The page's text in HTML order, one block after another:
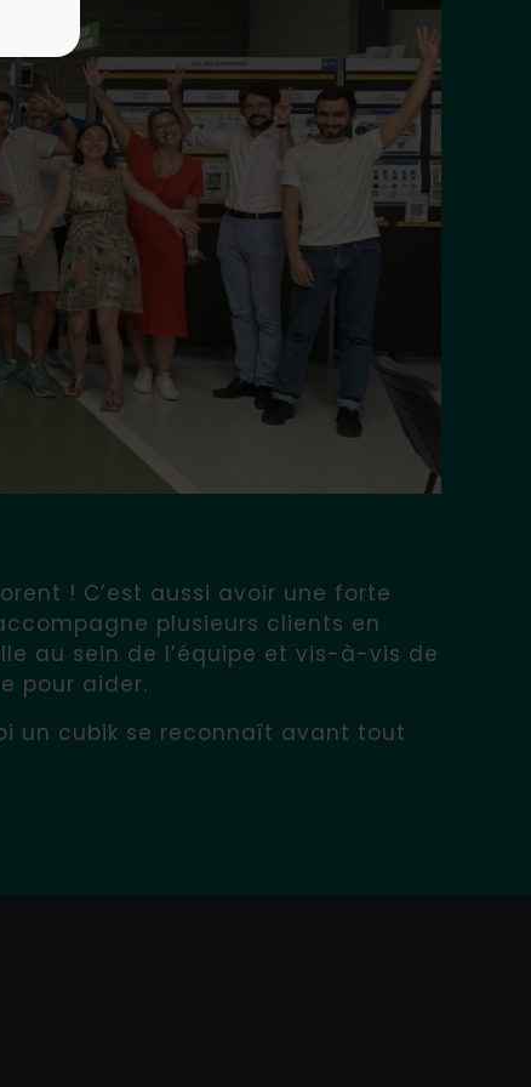
! C’est aussi avoir une forte
plusieurs clients en
au sein de l’équipe et vis-à-vis de
pour aider.
un cubik se reconnaît avant tout